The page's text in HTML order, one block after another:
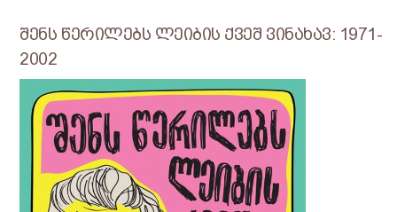
შენს წერილებს ლეიბის ქვეშ ვინახავ: 1971-
2002